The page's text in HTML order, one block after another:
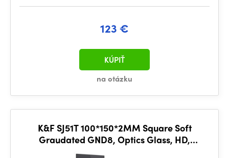
123 €
na otázku
KÚPIŤ
K&F SJ51T 100*150*2MM Square Soft
Graudated GND8, Optics Glass, HD,
Waterproof, Anti Scratch